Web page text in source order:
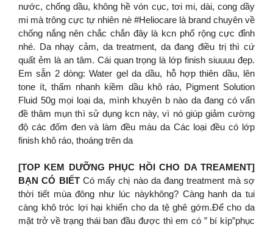
nước, chống dầu, không hề vón cục, tơi mi, dài, cong dầy
mi mà trông cực tự nhiên nè #Heliocare là brand chuyên về
chống nắng nên chắc chắn đây là kcn phổ rộng cực đỉnh
nhé. Da nhạy cảm, da treatment, da đang điều trị thì cứ
quất ẻm là an tâm. Cái quan trọng là lớp finish siuuuu đẹp.
Em sẵn 2 dòng: Water gel da dầu, hỗ hợp thiên dầu, lên
tone ít, thấm nhanh kiềm dầu khô ráo, Pigment Solution
Fluid 50g mọi loại da, mình khuyên b nào da đang có vấn
đề thâm mụn thì sử dụng kcn này, vì nó giúp giảm cường
độ các đốm đen và làm đều màu da Các loại đều có lớp
finish khô ráo, thoáng trên da
[TOP KEM DƯỠNG PHỤC HỒI CHO DA TREAMENT]
BẠN CÓ BIẾT Có mấy chị nào da đang treatment mà sợ
thời tiết mùa đông như lúc nàykhông? Càng hanh da tui
càng khô tróc lợi hại khiến cho da tệ ghê gớm.Để cho da
mặt trở về trạng thái ban đầu được thì em có ” bí kíp”phục